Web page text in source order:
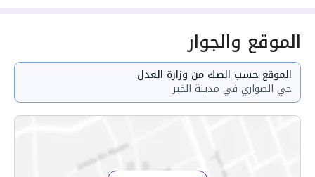
الموقع والجوار
الموقع حسب الصك من وزارة العدل
حي الصواري في مدينة الخبر